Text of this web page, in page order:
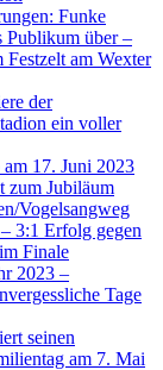
Funke
Publikum über –
am Wexter
der
ein voller
17. Juni 2023
zum Jubiläum
Vogelsangweg
3:1 Erfolg gegen
Finale
2023 –
Tage
seinen
am 7. Mai